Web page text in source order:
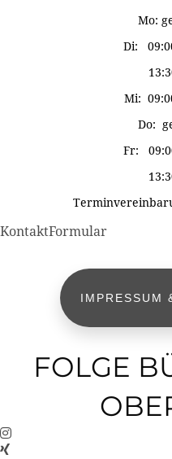
Mo:
Di:
13:30
Mi:
Do:
Fr:
13:30
KontaktFormular
IMPRESSUM
FOLGE